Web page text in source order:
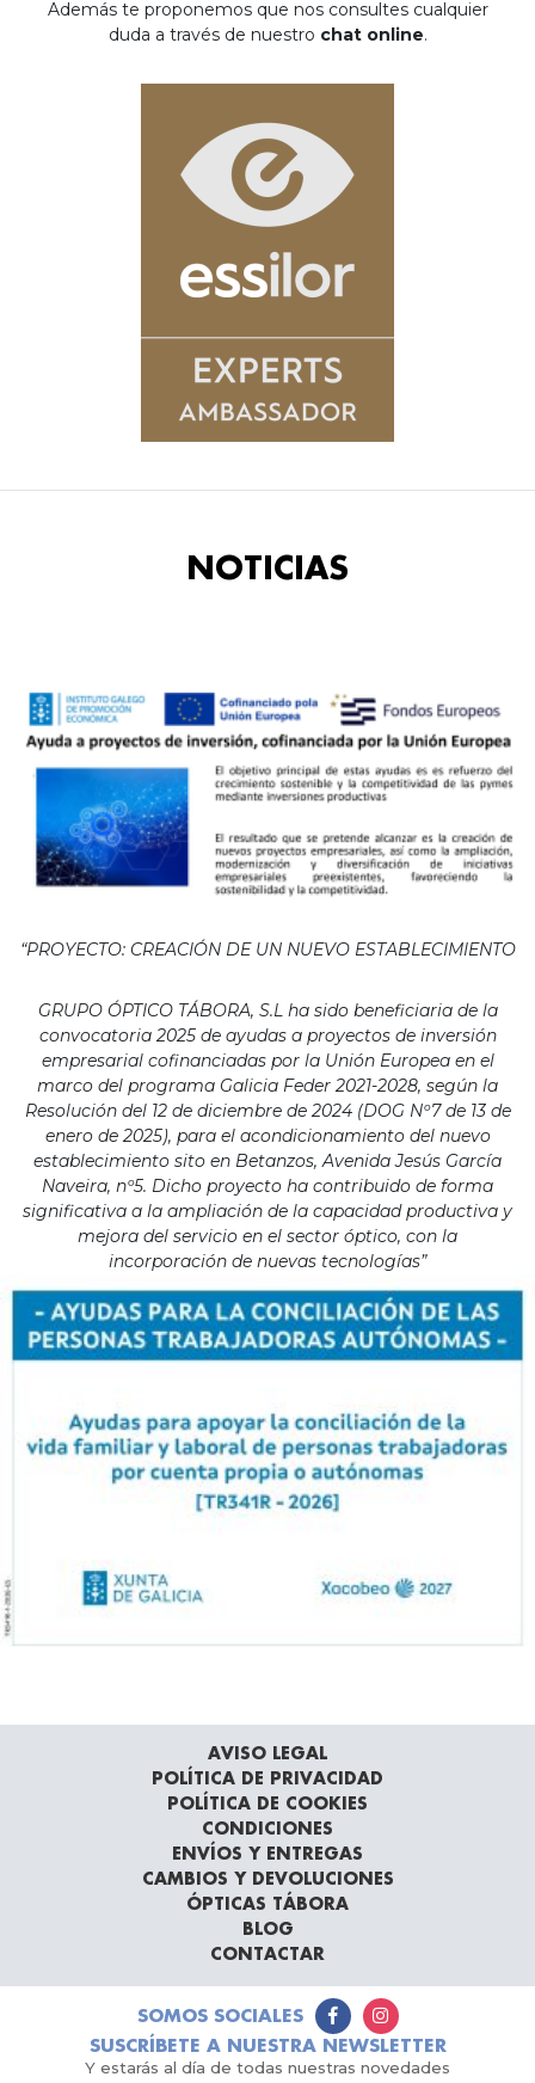
Además te proponemos que nos consultes cualquier
duda a través de nuestro chat online.
NOTICIAS
“PROYECTO: CREACIÓN DE UN NUEVO ESTABLECIMIENTO
GRUPO ÓPTICO TÁBORA, S.L ha sido beneficiaria de la
convocatoria 2025 de ayudas a proyectos de inversión
empresarial cofinanciadas por la Unión Europea en el
marco del programa Galicia Feder 2021-2028, según la
Resolución del 12 de diciembre de 2024 (DOG Nº7 de 13 de
enero de 2025), para el acondicionamiento del nuevo
establecimiento sito en Betanzos, Avenida Jesús García
Naveira, nº5. Dicho proyecto ha contribuido de forma
significativa a la ampliación de la capacidad productiva y
mejora del servicio en el sector óptico, con la
incorporación de nuevas tecnologías”
AVISO LEGAL
POLÍTICA DE PRIVACIDAD
POLÍTICA DE COOKIES
CONDICIONES
ENVÍOS Y ENTREGAS
CAMBIOS Y DEVOLUCIONES
ÓPTICAS TÁBORA
BLOG
CONTACTAR
SOMOS SOCIALES
SUSCRÍBETE A NUESTRA NEWSLETTER
Y estarás al día de todas nuestras novedades